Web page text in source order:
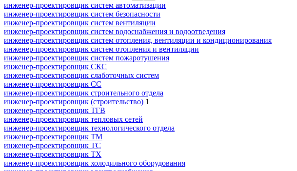
инженер-проектировщик систем автоматизации
инженер-проектировщик систем безопасности
инженер-проектировщик систем вентиляции
инженер-проектировщик систем водоснабжения и водоотведения
инженер-проектировщик систем отопления, вентиляции и кондиционирования
инженер-проектировщик систем отопления и вентиляции
инженер-проектировщик систем пожаротушения
инженер-проектировщик СКС
инженер-проектировщик слаботочных систем
инженер-проектировщик СС
инженер-проектировщик строительного отдела
инженер-проектировщик (строительство) 1
инженер-проектировщик ТГВ
инженер-проектировщик тепловых сетей
инженер-проектировщик технологического отдела
инженер-проектировщик ТМ
инженер-проектировщик ТС
инженер-проектировщик ТХ
инженер-проектировщик холодильного оборудования